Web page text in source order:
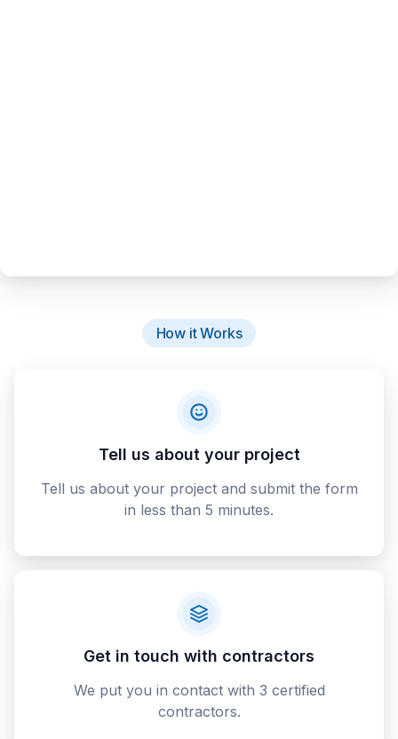
How it Works
Tell us about your project
Tell us about your project and submit the form
in less than 5 minutes.
Get in touch with contractors
We put you in contact with 3 certified
contractors.